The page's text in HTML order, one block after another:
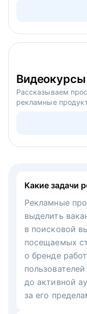
Видеокурсы
Рассказываем
рекламные
Какие задачи
Рекламные
выделить
в поисковой
посещаемых
о бренде
до активной
за его